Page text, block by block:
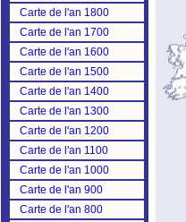
Carte de l'an 1800
Carte de l'an 1700
Carte de l'an 1600
Carte de l'an 1500
Carte de l'an 1400
Carte de l'an 1300
Carte de l'an 1200
Carte de l'an 1100
Carte de l'an 1000
Carte de l'an 900
Carte de l'an 800